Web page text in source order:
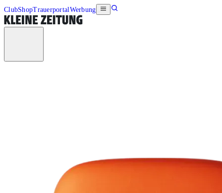
ClubShopTrauerportalWerbung